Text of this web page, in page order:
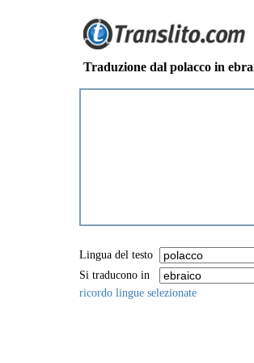
Traduzione dal polacco in
Lingua del testo
Si traducono in
ricordo lingue selezionate